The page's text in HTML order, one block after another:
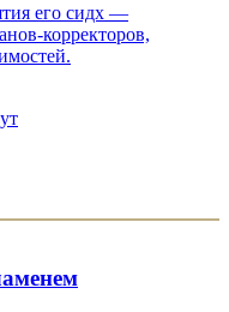
его сидх —
корректоров,